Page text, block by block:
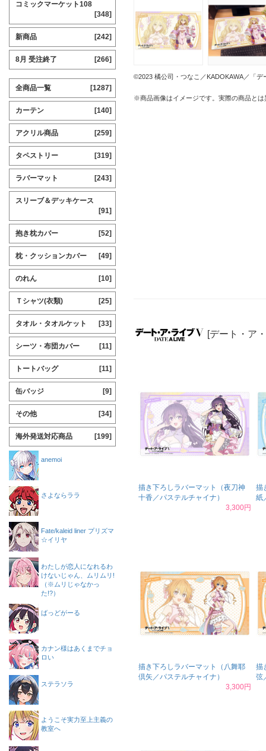
©2023 橘公司・つなこ／KADOKAWA／「
※商品画像はイメージです。実際の商品と
[デート・ア
描き下ろしラバーマット（夜刀神
十香／パステルチャイナ）
3,300円
描
紙
描き下ろしラバーマット（八舞耶
倶矢／パステルチャイナ）
3,300円
描
弦
コミックマーケット108
[348]
新商品 [242]
8月 受注終了 [266]
全商品一覧 [1287]
カーテン [140]
アクリル商品 [259]
タペストリー [319]
ラバーマット [243]
スリーブ＆デッキケース
[91]
抱き枕カバー [52]
枕・クッションカバー [49]
のれん [10]
Ｔシャツ(衣類) [25]
タオル・タオルケット [33]
シーツ・布団カバー [11]
トートバッグ [11]
缶バッジ [9]
その他 [34]
海外発送対応商品 [199]
anemoi
さよならララ
Fate/kaleid liner プリズマ
☆イリヤ
わたしが恋人になれるわ
けないじゃん、ムリムリ!
（※ムリじゃなかっ
た!?）
ばっどがーる
カナン様はあくまでチョ
ロい
ステラソラ
ようこそ実力至上主義の
教室へ